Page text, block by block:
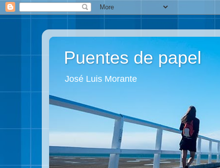
Puentes de papel
José Luis Morante